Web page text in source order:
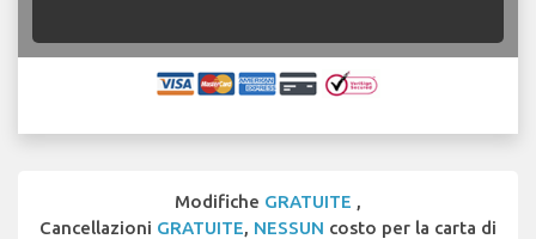
Modifiche GRATUITE ,
Cancellazioni GRATUITE, NESSUN costo per la carta di